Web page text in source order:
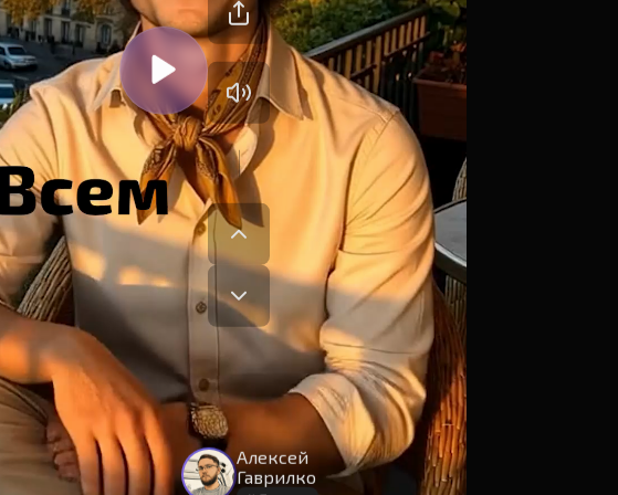
Алексей
Гаврилко
На сайте используются cookies.
Продолжая использовать сайт,
вы принимаете
условия
Окей